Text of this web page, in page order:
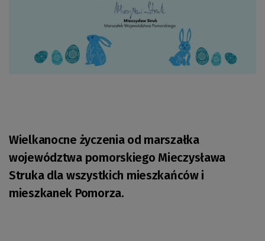
Wielkanocne życzenia od marszałka
województwa pomorskiego Mieczysława
Struka dla wszystkich mieszkańców i
mieszkanek Pomorza.